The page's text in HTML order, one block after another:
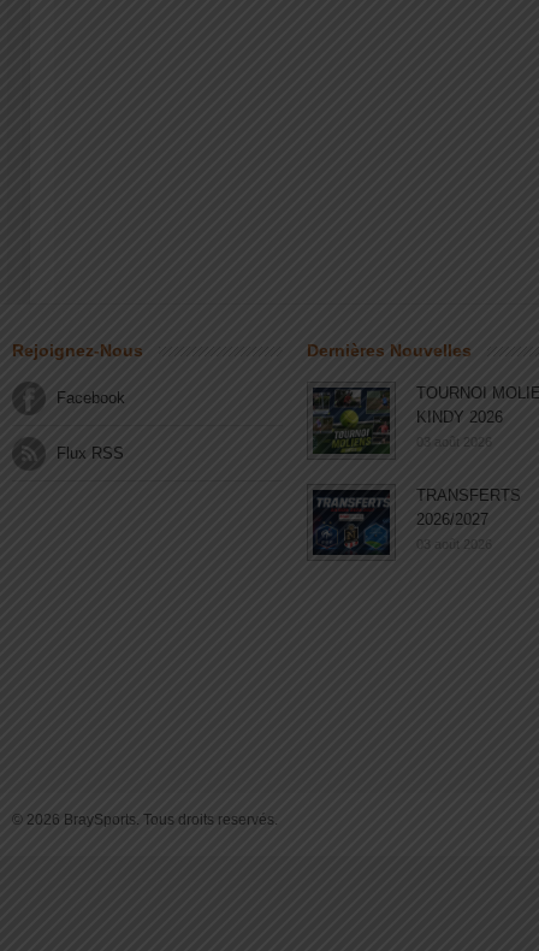
Rejoignez-Nous
Facebook
Flux RSS
Dernières Nouvelles
TOURNOI
KINDY 2026
03 août 2026
TRANSFERTS
2026/2027
03 août 2026
© 2026 BraySports. Tous droits reservés.